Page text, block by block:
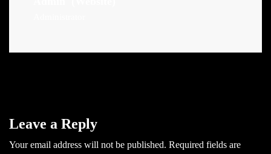
Leave a Reply
Your email address will not be published. Required fields are